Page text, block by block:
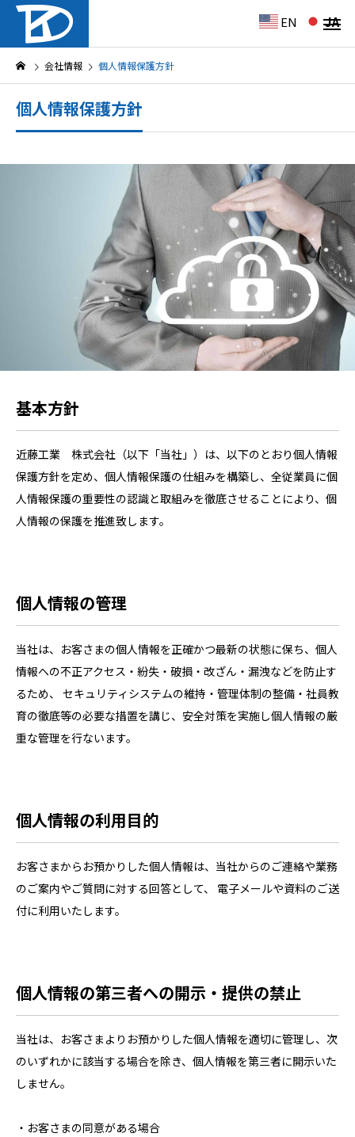
会社情報 個人情報保護方針
個人情報保護方針
基本方針
近藤工業 株式会社（以下「当社」）は、以下のとおり個人情報
保護方針を定め、個人情報保護の仕組みを構築し、全従業員に個
人情報保護の重要性の認識と取組みを徹底させることにより、個
人情報の保護を推進致します。
個人情報の管理
当社は、お客さまの個人情報を正確かつ最新の状態に保ち、個人
情報への不正アクセス・紛失・破損・改ざん・漏洩などを防止す
るため、 セキュリティシステムの維持・管理体制の整備・社員教
育の徹底等の必要な措置を講じ、安全対策を実施し個人情報の厳
重な管理を行ないます。
個人情報の利用目的
お客さまからお預かりした個人情報は、当社からのご連絡や業務
のご案内やご質問に対する回答として、 電子メールや資料のご送
付に利用いたします。
個人情報の第三者への開示・提供の禁止
当社は、お客さまよりお預かりした個人情報を適切に管理し、次
のいずれかに該当する場合を除き、個人情報を第三者に開示いた
しません。
・お客さまの同意がある場合
EN JA